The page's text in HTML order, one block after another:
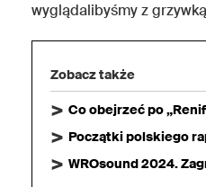
wyglądalibyśmy z
Zobacz także
Co obejrzeć po
Początki polskiego
WROsound 2024.